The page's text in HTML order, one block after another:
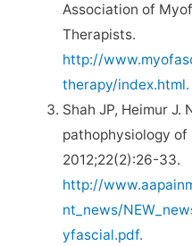
Association of
Therapists.
http://
therapy/index.html.
Shah JP, Heimur
pathophysiology of
2012;22(2):26-33.
http://
nt_news/
yfascial.pdf.